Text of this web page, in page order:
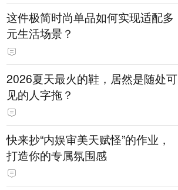
这件极简时尚单品如何实现适配多
元生活场景？
2026夏天最火的鞋，居然是随处可
见的人字拖？
快来抄“内娱审美天赋怪”的作业，
打造你的专属氛围感